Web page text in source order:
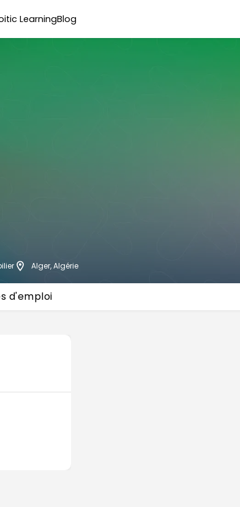
LearningBlog
Alger, Algérie
d'emploi